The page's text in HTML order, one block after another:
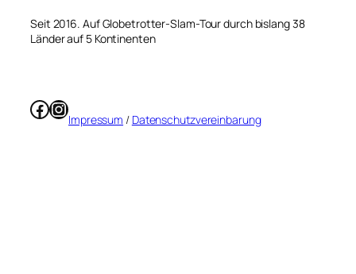
Seit 2016. Auf Globetrotter-Slam-Tour durch bislang 38
Länder auf 5 Kontinenten
Facebook
Instagram
Impressum / Datenschutzvereinbarung